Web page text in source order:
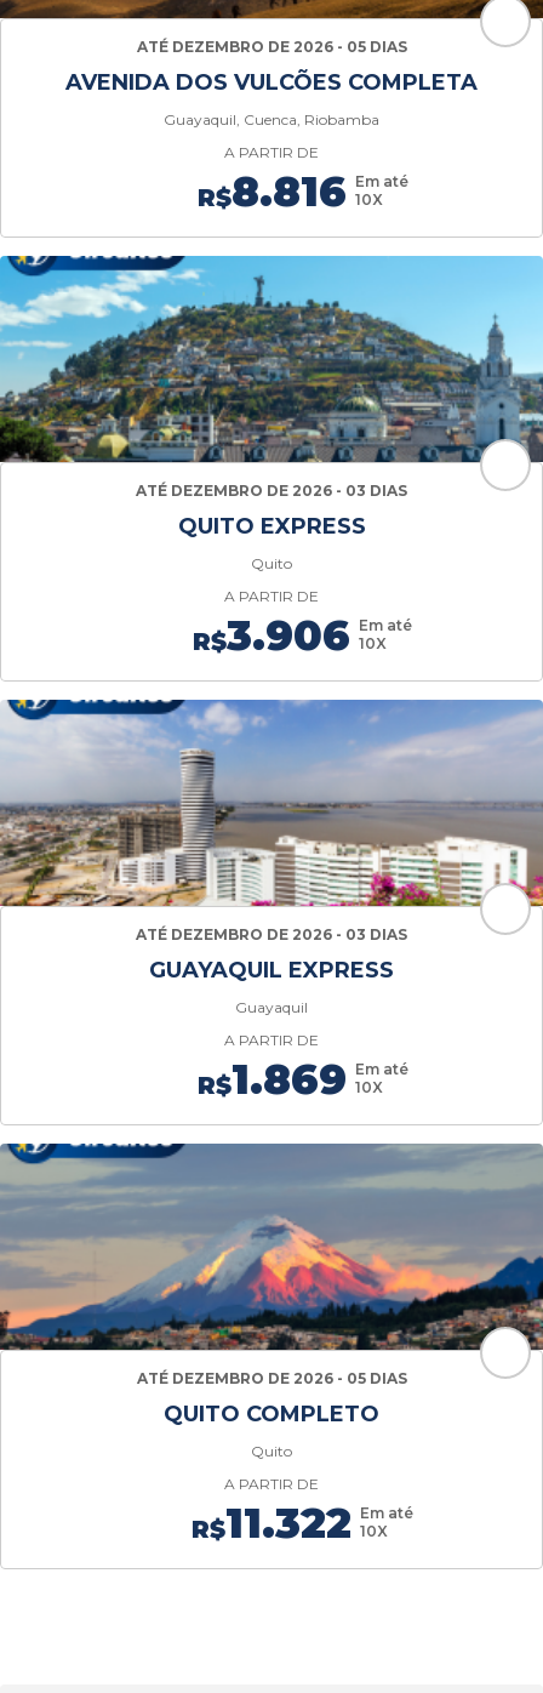
ATÉ DEZEMBRO DE 2026 - 05 DIAS
AVENIDA DOS VULCÕES COMPLETA
Guayaquil, Cuenca, Riobamba
A PARTIR DE
R$8.816 Em até
10X
ATÉ DEZEMBRO DE 2026 - 03 DIAS
QUITO EXPRESS
Quito
A PARTIR DE
R$3.906 Em até
10X
ATÉ DEZEMBRO DE 2026 - 03 DIAS
GUAYAQUIL EXPRESS
Guayaquil
A PARTIR DE
R$1.869 Em até
10X
ATÉ DEZEMBRO DE 2026 - 05 DIAS
QUITO COMPLETO
Quito
A PARTIR DE
R$11.322 Em até
10X